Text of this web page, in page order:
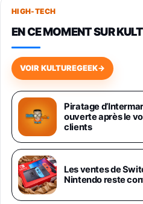
749,99€
648,63€834,71€
Samsung Galaxy
Android 5G avec
Chargeur Secteur
Smartphone
1019€
Galaxy S26 Ultra 512
1019€1399€ Fnac
HIGH-TECH
EN CE MOMENT SUR
VOIR KULTUREGEEK→
Piratage
ouverte après le
clients
Les ventes de
Nintendo reste